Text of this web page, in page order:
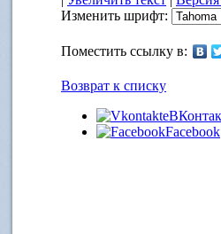
Изменить шрифт:
Поместить ссылку в:
Возврат к списку
Facebook